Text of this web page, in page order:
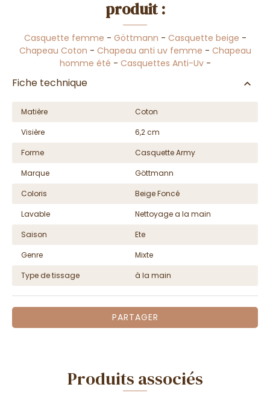
produit :
Casquette femme - Göttmann - Casquette beige -
Chapeau Coton - Chapeau anti uv femme - Chapeau
homme été - Casquettes Anti-Uv-
Fiche technique
Matière
Coton
Visière
6,2 cm
Forme
Casquette Army
Marque
Göttmann
Coloris
Beige Foncé
Lavable
Nettoyage a la main
Saison
Ete
Genre
Mixte
Type de tissage
à la main
PARTAGER
Produits associés